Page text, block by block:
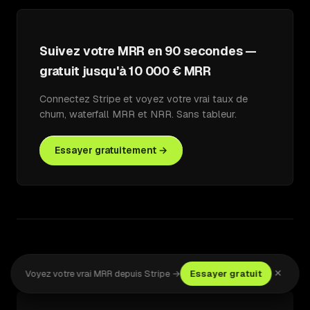
Suivez votre MRR en 90 secondes —
gratuit jusqu'à 10 000 € MRR
Connectez Stripe et voyez votre vrai taux de
churn, waterfall MRR et NRR. Sans tableur.
Essayer gratuitement →
Voyez votre vrai MRR depuis Stripe → Essayer gratuit ×